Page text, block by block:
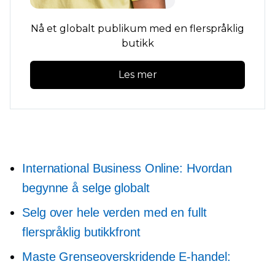
Nå et globalt publikum med en flerspråklig
butikk
Les mer
International Business Online: Hvordan
begynne å selge globalt
Selg over hele verden med en fullt
flerspråklig butikkfront
Maste GrenseoverskridendeE-handel: